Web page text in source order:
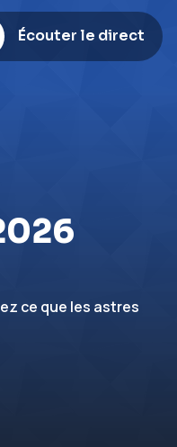
Écouter le direct
ce que les astres